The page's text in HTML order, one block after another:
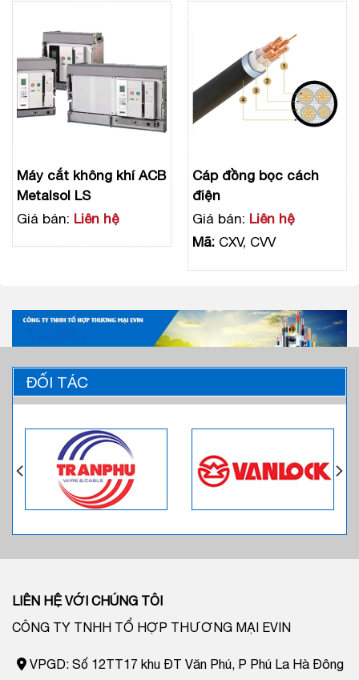
Máy cắt không khí ACB
Metalsol LS
Giá bán: Liên hệ
Cáp đồng bọc cách
điện
Giá bán: Liên hệ
Mã: CXV, CVV
ĐỐI TÁC
LIÊN HỆ VỚI CHÚNG TÔI
CÔNG TY TNHH TỔ HỢP THƯƠNG MẠI EVIN
VPGD: Số 12TT17 khu ĐT Văn Phú, P Phú La Hà Đông